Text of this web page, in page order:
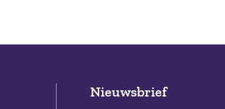
Nieuwsbrief